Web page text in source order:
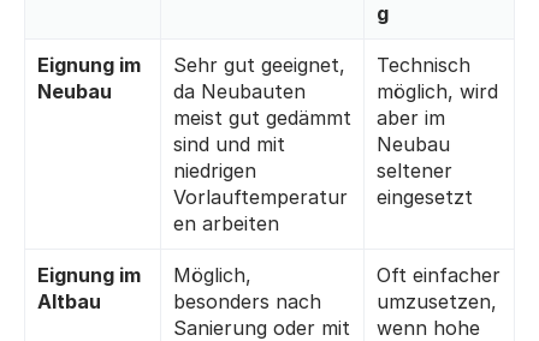
g
Eignung im
Neubau
Sehr gut geeignet,
da Neubauten
meist gut gedämmt
sind und mit
niedrigen
Vorlauftemperatur
en arbeiten
Technisch
möglich, wird
aber im
Neubau
seltener
eingesetzt
Eignung im
Altbau
Möglich,
besonders nach
Sanierung oder mit
Oft einfacher
umzusetzen,
wenn hohe